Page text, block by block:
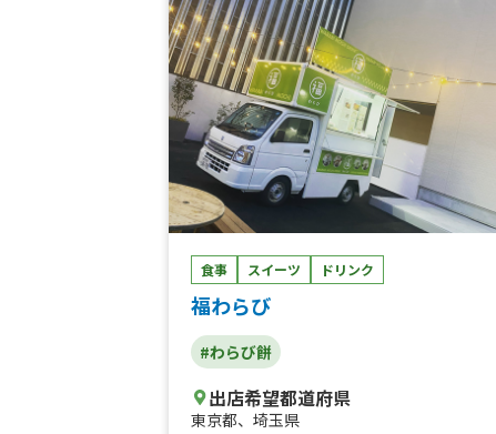
イナップル5、雪いちごR、芋けんぴのバニ
ラアイス添え、ゆずシャーベットR、高知ミ
レービスケットのせクロッフル、ゆずシャー
ベット、グリークヨーグルト7、アサイーボ
ウル7、グリークヨーグルトgo、たっぷりき
のこの和風パスタ、黒胡椒香るベーコンのカ
ルボナーラ、大葉と柚子胡椒のペペロンチー
ノ、パスタ各種、ナポリタン、ペペロンチー
ノ、ミニチュロス、アメリカンドッグ、焼き
たてミニクロワッサン3個入り、ホットドッ
ク、季節のフルーツグリークヨーグルトio、
季節のフルーツアサイーボウル1000、ホッ
トコーヒー、オニオンコンソメスープ、コー
ンクリームスープ、あったかおしるこ、クロ
ッフルアイスクリーム(Xmas)、タッカンマ
リ、アサイーボウル季節のフルーツ、ホット
ドリンク、ホットコーヒー ドルチェグスト
使用、カップ唐揚げ、スウィートポテト、ク
食事 スイーツ ドリンク
福わらび
#わらび餅
出店希望都道府県
東京都、 埼玉県